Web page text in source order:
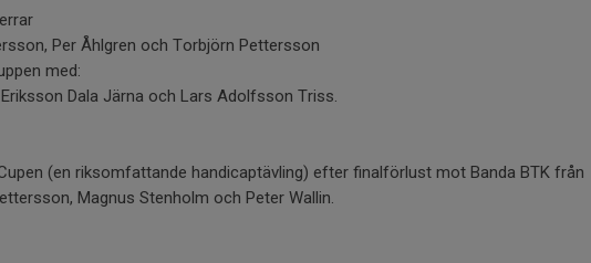
Per Åhlgren och Torbjörn Pettersson
med:
Dala Järna och Lars Adolfsson Triss.
(en riksomfattande handicaptävling) efter finalförlust mot Banda BTK från
Magnus Stenholm och Peter Wallin.